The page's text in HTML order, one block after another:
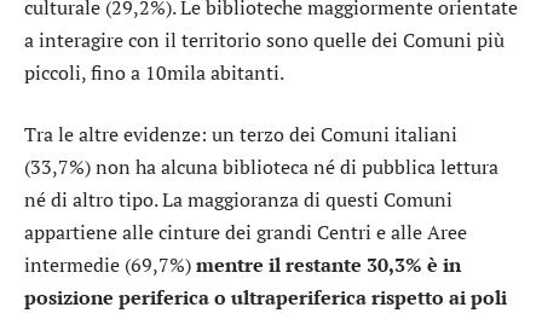
culturale (29,2%). Le biblioteche maggiormente orientate
a interagire con il territorio sono quelle dei Comuni più
piccoli, fino a 10mila abitanti.
Tra le altre evidenze: un terzo dei Comuni italiani
(33,7%) non ha alcuna biblioteca né di pubblica lettura
né di altro tipo. La maggioranza di questi Comuni
appartiene alle cinture dei grandi Centri e alle Aree
intermedie (69,7%)mentre il restante 30,3% è in
posizione periferica o ultraperiferica rispetto ai poli